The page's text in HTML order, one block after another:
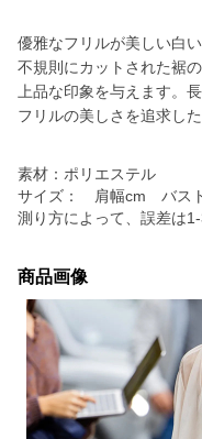
優雅なフリルが美しい白い
不規則にカットされた裾
上品な印象を与えます。
フリルの美しさを追求し
素材：ポリエステル
サイズ： 肩幅cm バス
測り方によって、誤差は1-
商品画像